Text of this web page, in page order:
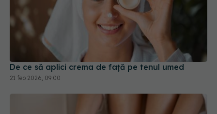
De ce să aplici crema de față pe tenul umed
21 feb 2026, 09:00